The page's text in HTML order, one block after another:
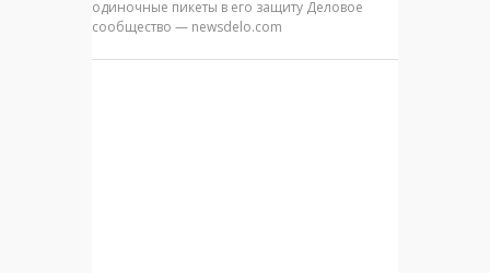
одиночные пикеты в его защиту Деловое
сообщество — newsdelo.com